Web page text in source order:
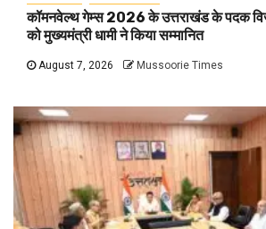
कॉमनवेल्थ गेम्स 2026 के उत्तराखंड के पदक
को मुख्यमंत्री धामी ने किया सम्मानित
August 7, 2026 Mussoorie Times